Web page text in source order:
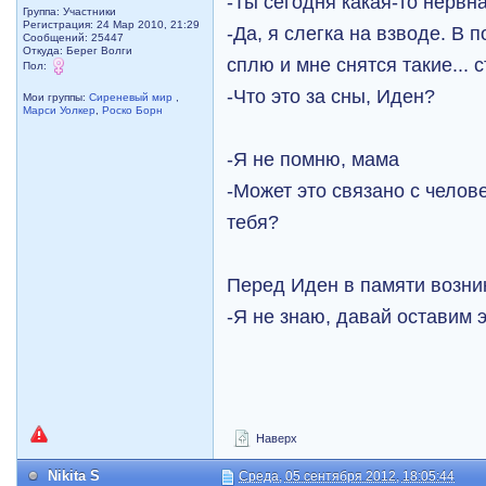
Группа: Участники
Регистрация: 24 Мар 2010, 21:29
Сообщений: 25447
Откуда: Берег Волги
Пол:
Мои группы:Сиреневый мир
Марси Уолкер
,Роско Борн
-Да, я слегка на взводе. В
сплю и мне снятся такие...
-Что это за сны, Иден?
-Я не помню, мама
-Может это связано с
тебя?
Перед Иден в памяти
-Я не знаю, давай оставим
Наверх
Nikita S Среда, 05 сентября 2012, 18:05:44